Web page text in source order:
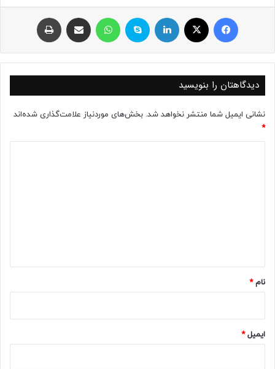
فیسبوک ایکس لینکداین اسکایپ واتس آپ اشتراک با ایمیل
دیدگاهتان را بنویسید
نشانی ایمیل شما منتشر نخواهد شد. بخش‌های موردنیاز علامت‌گذاری شده‌اند
*
نام*
ایمیل*